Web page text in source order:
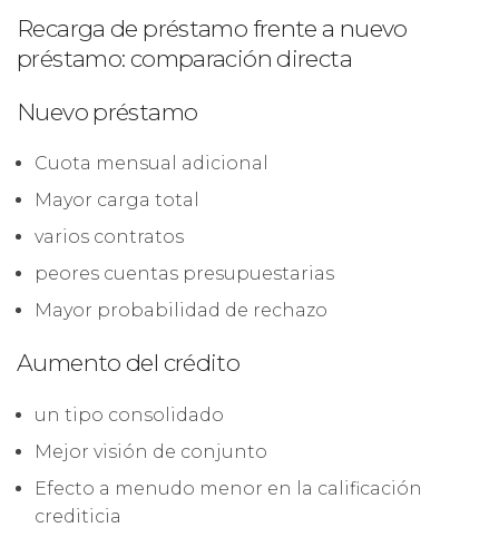
Recarga de préstamo frente a nuevo
préstamo: comparación directa
Nuevo préstamo
Cuota mensual adicional
Mayor carga total
varios contratos
peores cuentas presupuestarias
Mayor probabilidad de rechazo
Aumento del crédito
un tipo consolidado
Mejor visión de conjunto
Efecto a menudo menor en la calificación
crediticia